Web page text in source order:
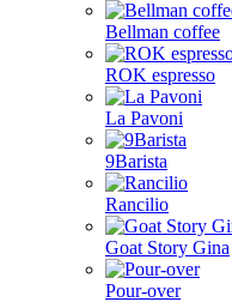
Bellman coffee
ROK espresso
La Pavoni
9Barista
Rancilio
Goat Story Gina
Pour-over